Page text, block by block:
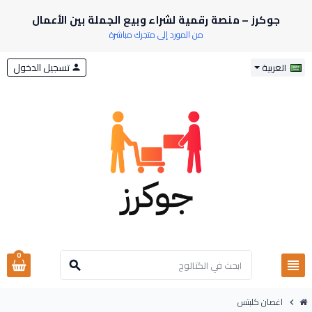
جوكرز – منصة رقمية لشراء وبيع الجملة بين الأعمال
من المورد إلى متجرك مباشرة
العربية
view_headline
search
person تسجيل الدخول
0
chevron_right اغصان كلبتس